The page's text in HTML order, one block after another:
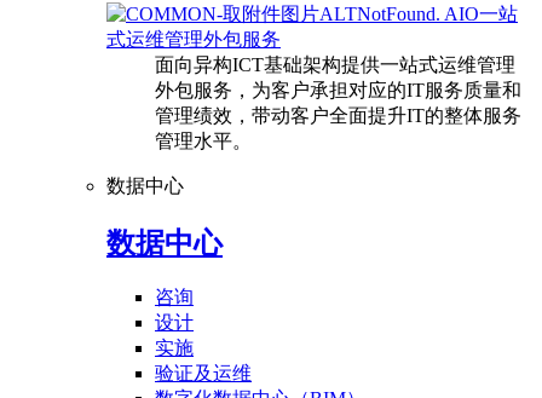
AIO一站
式运维管理外包服务
面向异构ICT基础架构提供一站式运维管理
外包服务，为客户承担对应的IT服务质量和
管理绩效，带动客户全面提升IT的整体服务
管理水平。
数据中心
数据中心
咨询
设计
实施
验证及运维